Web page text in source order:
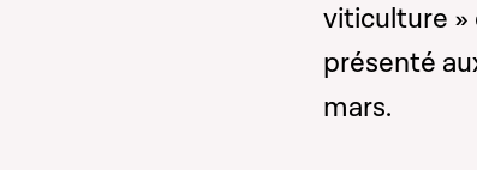
viticulture »
présenté
mars.